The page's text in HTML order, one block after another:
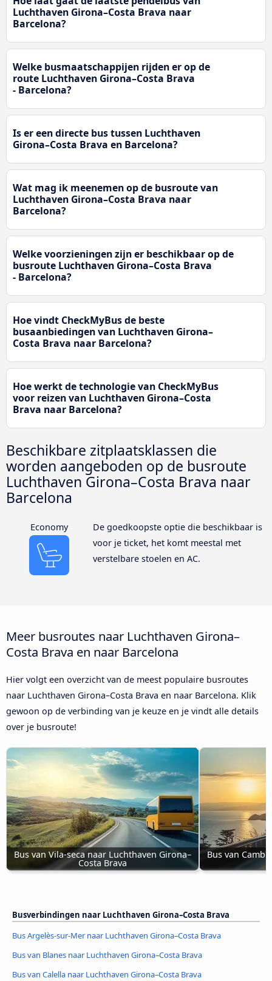
Luchthaven Girona–Costa Brava naar
Barcelona?
Welke busmaatschappijen rijden er op de
route Luchthaven Girona–Costa Brava
- Barcelona?
Is er een directe bus tussen Luchthaven
Girona–Costa Brava en Barcelona?
Wat mag ik meenemen op de busroute van
Luchthaven Girona–Costa Brava naar
Barcelona?
Welke voorzieningen zijn er beschikbaar op de
busroute Luchthaven Girona–Costa Brava
- Barcelona?
Hoe vindt CheckMyBus de beste
busaanbiedingen van Luchthaven Girona–
Costa Brava naar Barcelona?
Hoe werkt de technologie van CheckMyBus
voor reizen van Luchthaven Girona–Costa
Brava naar Barcelona?
Beschikbare zitplaatsklassen die
worden aangeboden op de busroute
Luchthaven Girona–Costa Brava naar
Barcelona
Economy
De goedkoopste optie die beschikbaar is
voor je ticket, het komt meestal met
verstelbare stoelen en AC.
Meer busroutes naar Luchthaven Girona–
Costa Brava en naar Barcelona
Hier volgt een overzicht van de meest populaire busroutes
naar Luchthaven Girona–Costa Brava en naar Barcelona. Klik
gewoon op de verbinding van je keuze en je vindt alle details
over je busroute!
Bus van Vila-seca naar Luchthaven Girona–
Costa Brava
Bus van
Busverbindingen naar Luchthaven Girona–Costa Brava
Bus Argelès-sur-Mer naar Luchthaven Girona–Costa Brava
Bus van Blanes naar Luchthaven Girona–Costa Brava
Bus van Calella naar Luchthaven Girona–Costa Brava